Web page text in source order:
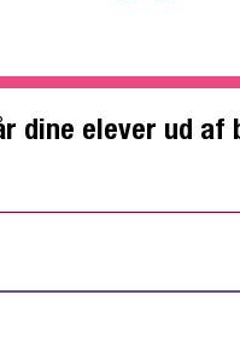
dine elever ud af